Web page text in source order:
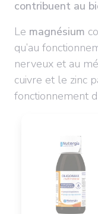
contribuent au
Le magnésium
qu’au
nerveux et au
cuivre et le zinc
fonctionnement